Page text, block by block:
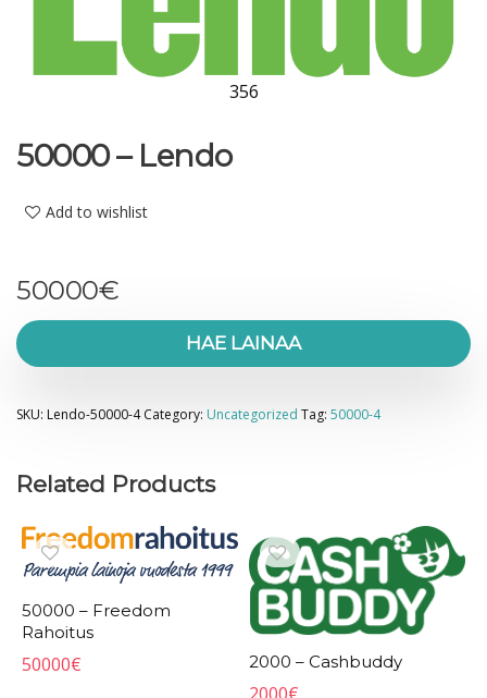
356
50000 – Lendo
Add to wishlist
50000€
HAE LAINAA
SKU: Lendo-50000-4 Category: Uncategorized Tag: 50000-4
Related Products
50000 – Freedom
Rahoitus
50000€ 2000 – Cashbuddy